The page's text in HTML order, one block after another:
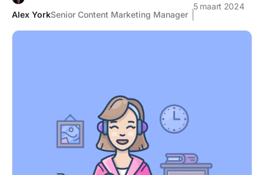
Alex YorkSenior Content Marketing Manager
5 maart 2024